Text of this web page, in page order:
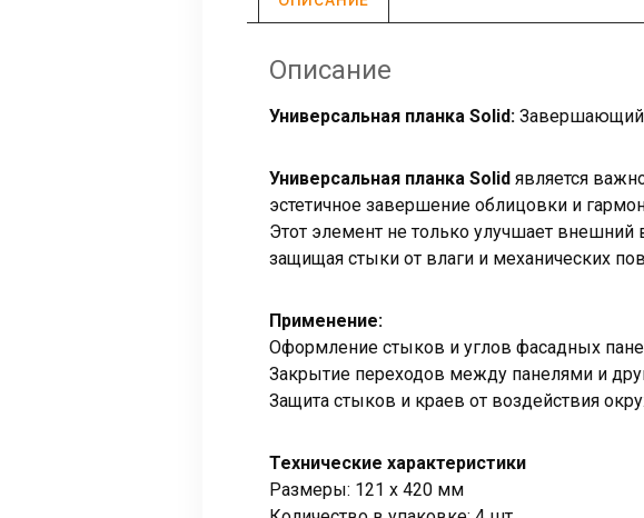
Описание
Универсальная планка Solid: Завершающий
Универсальная планка Solid является
эстетичное завершение облицовки и
Этот элемент не только улучшает
защищая стыки от влаги и механических
Применение:
Оформление стыков и углов фасадных
Закрытие переходов между панелями и
Защита стыков и краев от воздействия
Технические характеристики
Размеры: 121 х 420 мм